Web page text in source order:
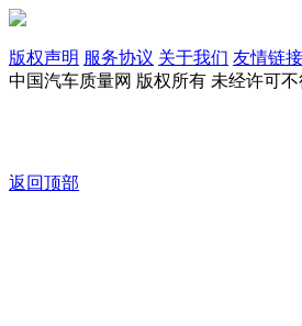
版权声明 服务协议 关于我们 友情链接
中国汽车质量网 版权所有 未经许可不
返回顶部